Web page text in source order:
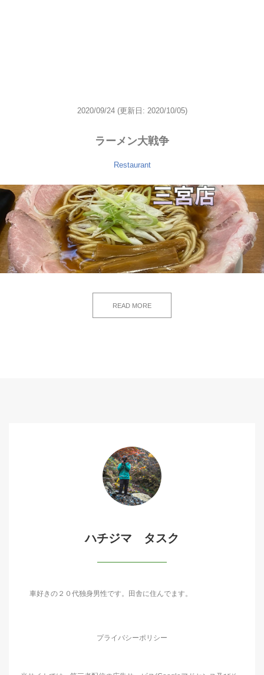
2020/09/24 (更新日: 2020/10/05)
ラーメン大戦争
Restaurant
READ MORE
ハチジマ タスク
車好きの２０代独身男性です。田舎に住んでます。
プライバシーポリシー